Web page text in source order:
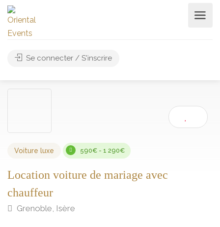
Se connecter / S'inscrire
Voiture luxe 590€ - 1 290€
Location voiture de mariage avec
chauffeur
Grenoble, Isère